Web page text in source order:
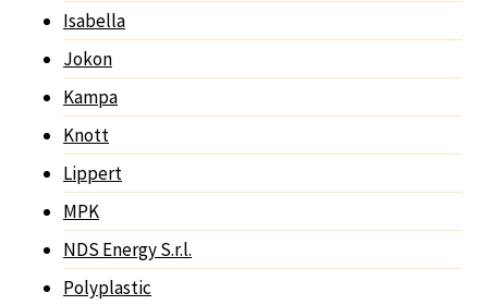
Isabella
Jokon
Kampa
Knott
Lippert
MPK
NDS Energy S.r.l.
Polyplastic